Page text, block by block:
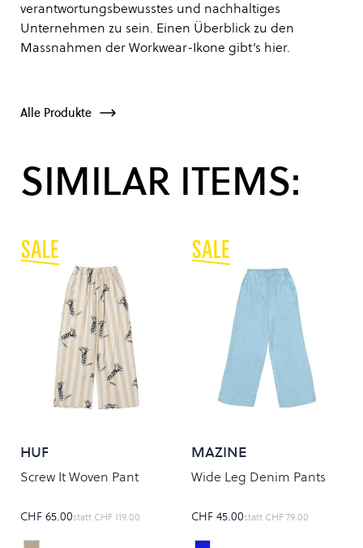
verantwortungsbewusstes und nachhaltiges
Unternehmen zu sein. Einen Überblick zu den
Massnahmen der Workwear-Ikone gibt’s hier.
Alle Produkte
SIMILAR ITEMS:
HUF
Screw It Woven Pant
CHF 65.00statt CHF 119.00
MAZINE
Wide Leg Denim Pants
CHF 45.00statt CHF 79.00